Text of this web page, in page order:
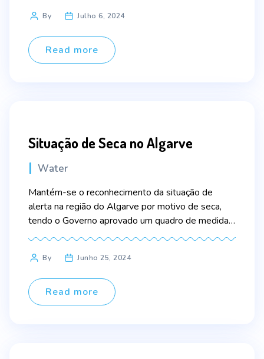
Compromisso com a Eficiência Hídrica, para o setor
do turismo, elaborado pela ADENE. Entre 18 de
março e 31 de […]
PostBy Julho 6, 2024
Read more
Situação de Seca no Algarve
Categories
Water
Mantém-se o reconhecimento da situação de
alerta na região do Algarve por motivo de seca,
tendo o Governo aprovado um quadro de medidas
de resposta, envolvendo a implementação de
complemento das medidas estruturais em curso. A
Resolução do Conselho de Ministros n.º 80/2024,
de 21 de junho, mantém […]
PostBy Junho 25, 2024
Read more